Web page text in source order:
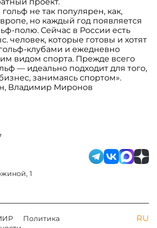
не так популярен, как,
но каждый год появляется
полю. Сейчас в России есть
человек, которые готовы и хотят
клубами и ежедневно
видом спорта. Прежде всего
— идеально подходит для того,
занимаясь спортом».
Владимир Миронов
1
Политика
RU